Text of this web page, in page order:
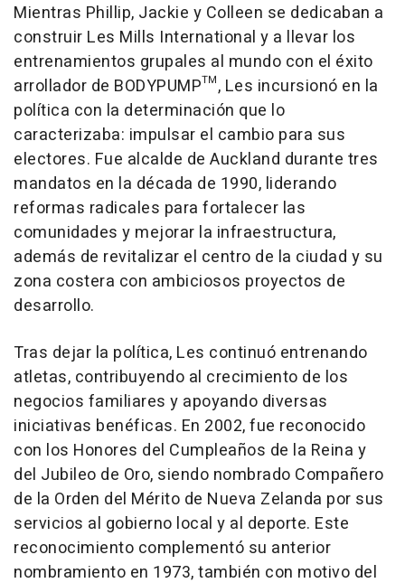
Mientras Phillip, Jackie y Colleen se dedicaban a
construir Les Mills International y a llevar los
entrenamientos grupales al mundo con el éxito
arrollador de BODYPUMP™, Les incursionó en la
política con la determinación que lo
caracterizaba: impulsar el cambio para sus
electores. Fue alcalde de Auckland durante tres
mandatos en la década de 1990, liderando
reformas radicales para fortalecer las
comunidades y mejorar la infraestructura,
además de revitalizar el centro de la ciudad y su
zona costera con ambiciosos proyectos de
desarrollo.
Tras dejar la política, Les continuó entrenando
atletas, contribuyendo al crecimiento de los
negocios familiares y apoyando diversas
iniciativas benéficas. En 2002, fue reconocido
con los Honores del Cumpleaños de la Reina y
del Jubileo de Oro, siendo nombrado Compañero
de la Orden del Mérito de Nueva Zelanda por sus
servicios al gobierno local y al deporte. Este
reconocimiento complementó su anterior
nombramiento en 1973, también con motivo del